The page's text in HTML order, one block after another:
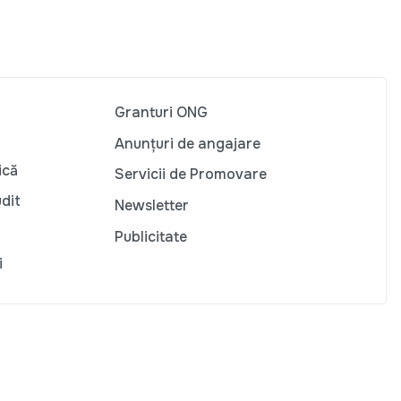
Granturi ONG
Anunțuri de angajare
Servicii de Promovare
Newsletter
Publicitate